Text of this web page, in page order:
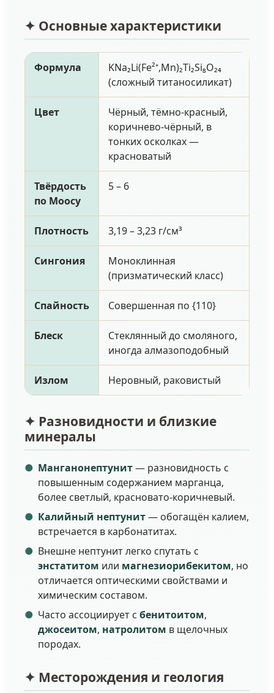
✦ Основные характеристики
Формула
KNa₂Li(Fe²⁺,Mn)₂Ti₂Si₈O₂₄
(сложный титаносиликат)
Цвет
Чёрный, тёмно-красный,
коричнево-чёрный, в
тонких осколках —
красноватый
Твёрдость
по Моосу
5 – 6
Плотность 3,19 – 3,23 г/см³
Сингония
Моноклинная
(призматический класс)
Спайность Совершенная по {110}
Блеск
Стеклянный до смоляного,
иногда алмазоподобный
Излом Неровный, раковистый
✦ Разновидности и близкие
минералы
Манганонептунит— разновидность с
повышенным содержанием марганца,
более светлый, красновато-коричневый.
Калийный нептунит— обогащён калием,
встречается в карбонатитах.
Внешне нептунит легко спутать с
энстатитом или магнезиорибекитом, но
отличается оптическими свойствами и
химическим составом.
Часто ассоциирует сбенитоитом,
джосеитом, натролитом в щелочных
породах.
✦ Месторождения и геология